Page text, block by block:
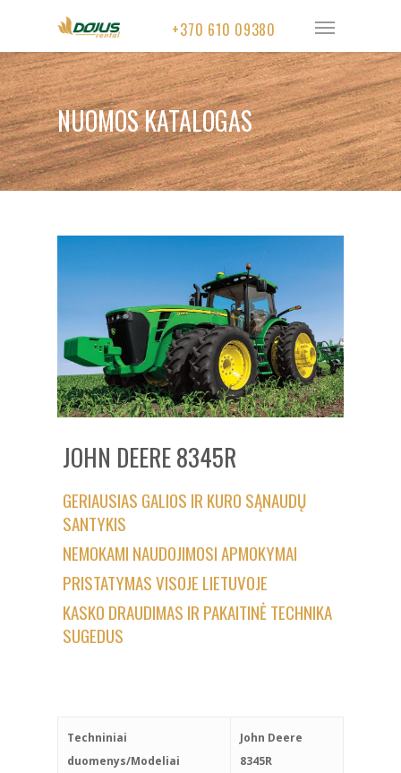
+370 610 09380
NUOMOS KATALOGAS
JOHN DEERE 8345R
GERIAUSIAS GALIOS IR KURO SĄNAUDŲ
SANTYKIS
NEMOKAMI NAUDOJIMOSI APMOKYMAI
PRISTATYMAS VISOJE LIETUVOJE
KASKO DRAUDIMAS IR PAKAITINĖ TECHNIKA
SUGEDUS
Techniniai
duomenys/Modeliai
John Deere
8345R